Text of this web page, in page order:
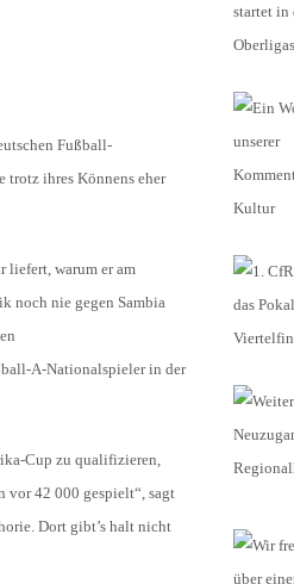
Fußball-
trotz ihres Könnens eher
liefert, warum er am
noch nie gegen Sambia
A-Nationalspieler in der
Cup zu qualifizieren,
vor 42 000 gespielt“, sagt
Dort gibt’s halt nicht